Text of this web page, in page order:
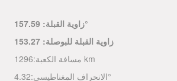
زاوية القبلة:157.59°
زاوية القبلة للبوصلة:153.27
مسافة الكعبة: 1296 km
الانحراف المغناطيسي:4.32°